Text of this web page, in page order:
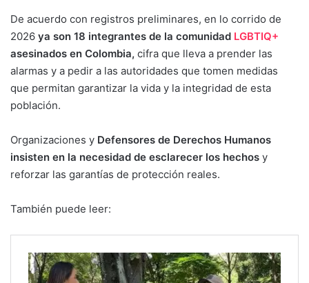
De acuerdo con registros preliminares, en lo corrido de
2026 ya son 18 integrantes de la comunidad LGBTIQ+
asesinados en Colombia, cifra que lleva a prender las
alarmas y a pedir a las autoridades que tomen medidas
que permitan garantizar la vida y la integridad de esta
población.
Organizaciones y Defensores de Derechos Humanos
insisten en la necesidad de esclarecer los hechos y
reforzar las garantías de protección reales.
También puede leer: